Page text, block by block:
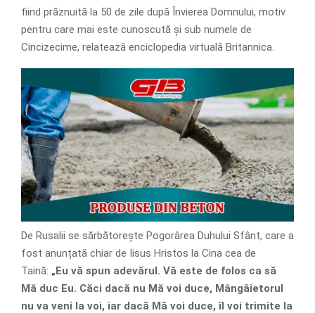
fiind prăznuită la 50 de zile după Învierea Domnului, motiv
pentru care mai este cunoscută și sub numele de
Cincizecime, relatează enciclopedia virtuală Britannica.
De Rusalii se sărbătorește Pogorârea Duhului Sfânt, care a
fost anunțată chiar de Iisus Hristos la Cina cea de
Taină: „Eu vă spun adevărul. Vă este de folos ca să
Mă duc Eu. Căci dacă nu Mă voi duce, Mângâietorul
nu va veni la voi, iar dacă Mă voi duce, îl voi trimite la